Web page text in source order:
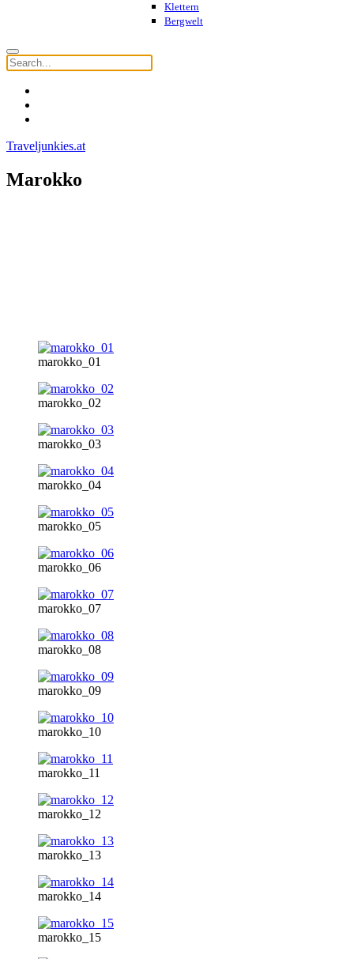
Klettern
Bergwelt
Traveljunkies.at
Marokko
marokko_01
marokko_02
marokko_03
marokko_04
marokko_05
marokko_06
marokko_07
marokko_08
marokko_09
marokko_10
marokko_11
marokko_12
marokko_13
marokko_14
marokko_15